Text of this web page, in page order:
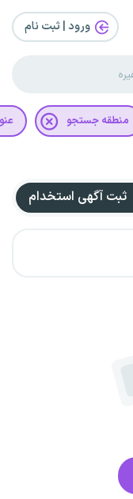
ورود | ثبت‌ نام
منطقه جستجو
ثبت آگهی استخدام